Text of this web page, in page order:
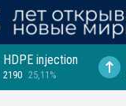
HDPE injection
2190 25,11%